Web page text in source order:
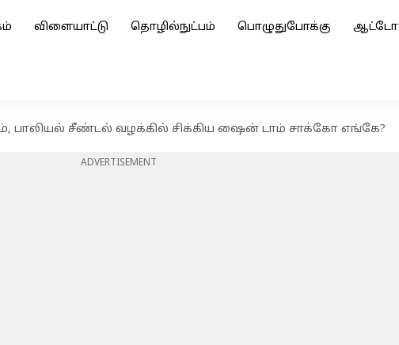
விளையாட்டு தொழில்நுட்பம் பொழுதுபோக்கு ஆட்டோ
பாலியல் சீண்டல் வழக்கில் சிக்கிய ஷைன் டாம் சாக்கோ எங்கே?
ADVERTISEMENT